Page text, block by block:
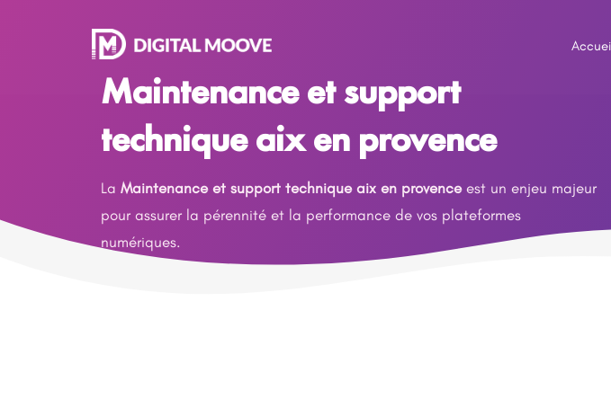
Maintenance et support
technique aix en provence
La Maintenance et support technique aix en provenceest un enjeu majeur
pour assurer la pérennité et la performance de vos plateformes
numériques.